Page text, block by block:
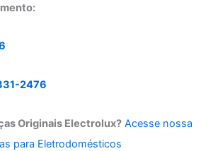
2476
Originais Electrolux? Acesse nossa
para Eletrodomésticos